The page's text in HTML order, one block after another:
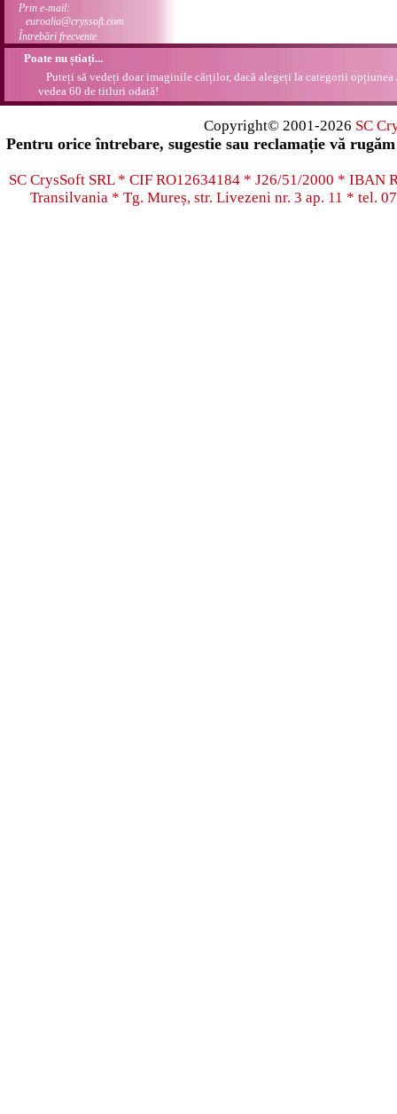
Prin e-mail:
euroalia@cryssoft.com
Întrebări frecvente
Poate nu știați...
Puteți să vedeți doar imaginile cărților, dacă alegeți la categorii opțiunea
vedea 60 de titluri odată!
Copyright© 2001-2026 SC
Pentru orice întrebare, sugestie sau reclamație vă
SC CrysSoft SRL * CIF RO12634184 * J26/51/2000 * IBAN
Transilvania * Tg. Mureș, str. Livezeni nr. 3 ap. 11 * tel.